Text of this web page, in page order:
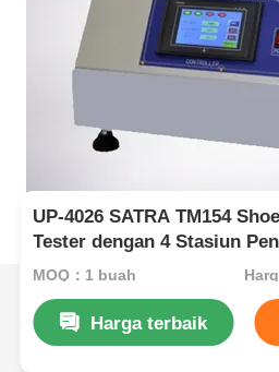
UP-4026 SATRA TM154
Tester dengan 4 Stasiun
dan 52,5° Angle Friksi untuk
MOQ：1 buah
Harga terbaik